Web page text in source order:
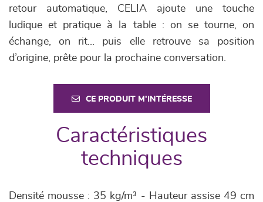
retour automatique, CELIA ajoute une touche
ludique et pratique à la table : on se tourne, on
échange, on rit... puis elle retrouve sa position
d’origine, prête pour la prochaine conversation.
CE PRODUIT M'INTÉRESSE
Caractéristiques
techniques
Densité mousse : 35 kg/m³ - Hauteur assise 49 cm